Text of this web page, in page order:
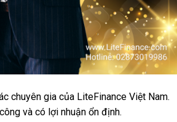
chuyên gia của LiteFinance Việt Nam.
và có lợi nhuận ổn định.